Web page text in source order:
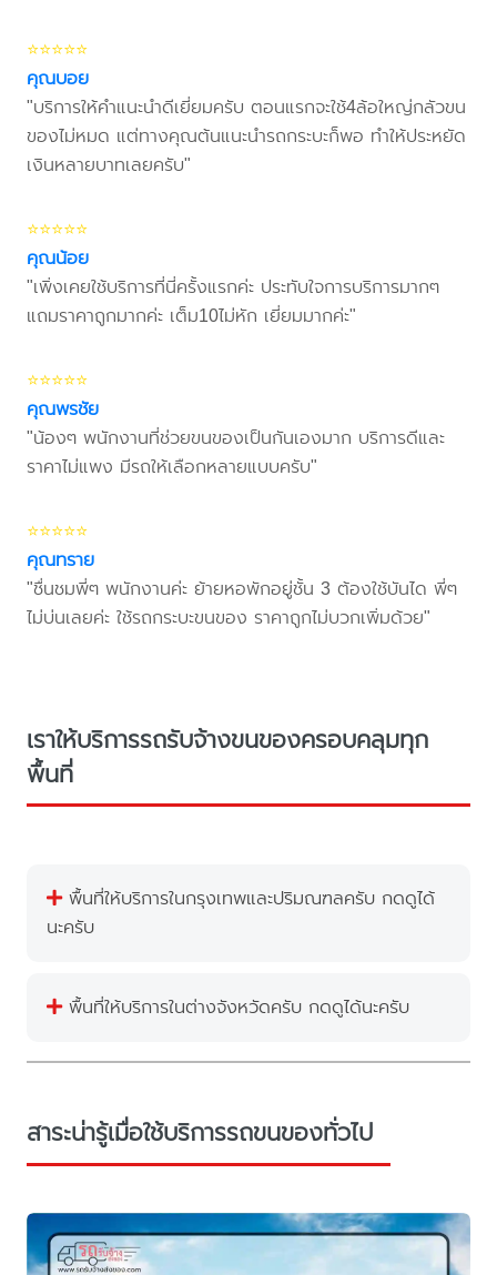
⭐⭐⭐⭐⭐
คุณบอย
"บริการให้คำแนะนำดีเยี่ยมครับ ตอนแรกจะใช้4ล้อใหญ่กลัวขน
ของไม่หมด แต่ทางคุณต้นแนะนำรถกระบะก็พอ ทำให้ประหยัด
เงินหลายบาทเลยครับ"
⭐⭐⭐⭐⭐
คุณน้อย
"เพิ่งเคยใช้บริการที่นี่ครั้งแรกค่ะ ประทับใจการบริการมากๆ
แถมราคาถูกมากค่ะ เต็ม10ไม่หัก เยี่ยมมากค่ะ"
⭐⭐⭐⭐⭐
คุณพรชัย
"น้องๆ พนักงานที่ช่วยขนของเป็นกันเองมาก บริการดีและ
ราคาไม่แพง มีรถให้เลือกหลายแบบครับ"
⭐⭐⭐⭐⭐
คุณทราย
"ชื่นชมพี่ๆ พนักงานค่ะ ย้ายหอพักอยู่ชั้น 3 ต้องใช้บันได พี่ๆ
ไม่บ่นเลยค่ะ ใช้รถกระบะขนของ ราคาถูกไม่บวกเพิ่มด้วย"
เราให้บริการรถรับจ้างขนของครอบคลุมทุก
พื้นที่
พื้นที่ให้บริการในกรุงเทพและปริมณฑลครับ กดดูได้
นะครับ
พื้นที่ให้บริการในต่างจังหวัดครับ กดดูได้นะครับ
สาระน่ารู้เมื่อใช้บริการรถขนของทั่วไป